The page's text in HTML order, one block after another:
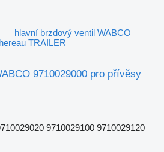
hlavní brzdový ventil WABCO
TRAILER
9710029000 pro přívěsy
9710029100 9710029120